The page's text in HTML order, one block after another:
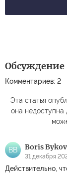
Обсуждение
Комментариев: 2
Эта статья
она недоступна
BB Boris Bykov
31 декабря
Действительно,